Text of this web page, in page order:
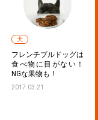
犬
フレンチブルドッグは
食べ物に目がない！
NGな果物も！
2017.03.21